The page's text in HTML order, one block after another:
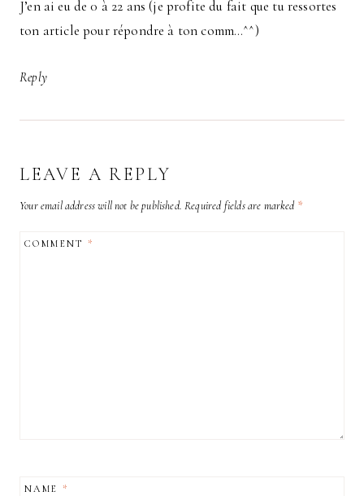
J’en ai eu de 0 à 22 ans (je profite du fait que tu ressortes
ton article pour répondre à ton comm…^^)
Reply
LEAVE A REPLY
Your email address will not be published. Required fields are marked *
COMMENT*
NAME *